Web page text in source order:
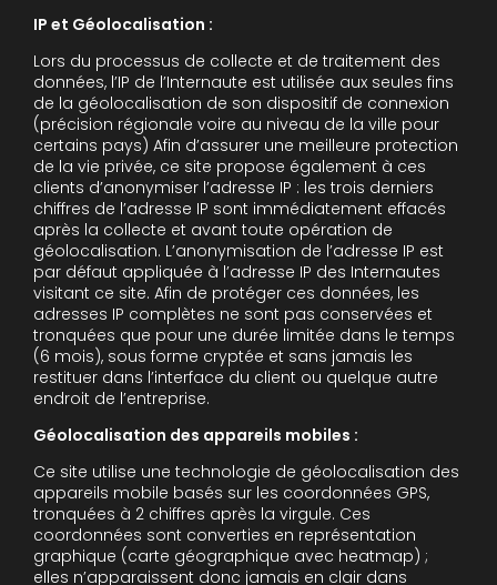
IP et Géolocalisation :
Lors du processus de collecte et de traitement des
données, l’IP de l’Internaute est utilisée aux seules fins
de la géolocalisation de son dispositif de connexion
(précision régionale voire au niveau de la ville pour
certains pays) Afin d’assurer une meilleure protection
de la vie privée, ce site propose également à ces
clients d’anonymiser l’adresse IP : les trois derniers
chiffres de l’adresse IP sont immédiatement effacés
après la collecte et avant toute opération de
géolocalisation. L’anonymisation de l’adresse IP est
par défaut appliquée à l’adresse IP des Internautes
visitant ce site. Afin de protéger ces données, les
adresses IP complètes ne sont pas conservées et
tronquées que pour une durée limitée dans le temps
(6 mois), sous forme cryptée et sans jamais les
restituer dans l’interface du client ou quelque autre
endroit de l’entreprise.
Géolocalisation des appareils mobiles :
Ce site utilise une technologie de géolocalisation des
appareils mobile basés sur les coordonnées GPS,
tronquées à 2 chiffres après la virgule. Ces
coordonnées sont converties en représentation
graphique (carte géographique avec heatmap) ;
elles n’apparaissent donc jamais en clair dans